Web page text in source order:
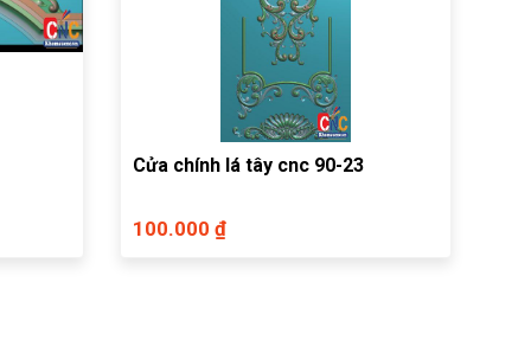
Cửa chính lá tây cnc 90-23
100.000 ₫